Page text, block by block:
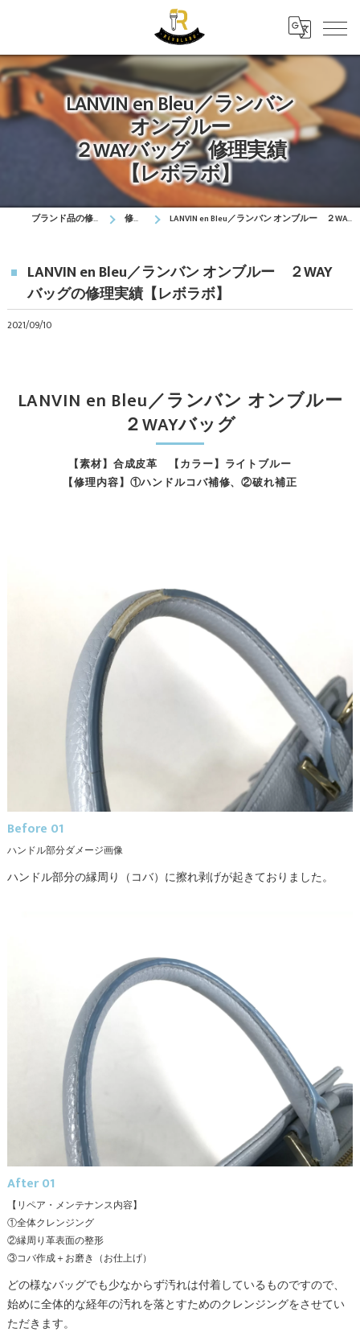
LANVIN en Bleu／ランバン
オンブルー
２WAYバッグ 修理実績
【レボラボ】
ブランド品の修理はレボラボ 修理実績 LANVIN en Bleu／ランバン オンブルー ２WAYバッグの修理実績【レボラボ】
LANVIN en Bleu／ランバン オンブルー ２WAY
バッグの修理実績【レボラボ】
2021/09/10
【素材】合成皮革 【カラー】ライトブルー
【修理内容】①ハンドルコバ補修、②破れ補正
LANVIN en Bleu／ランバン オンブルー
２WAYバッグ
Before 01
ハンドル部分ダメージ画像
ハンドル部分の縁周り（コバ）に擦れ剥げが起きておりました。
After 01
【リペア・メンテナンス内容】
①全体クレンジング
②縁周り革表面の整形
③コバ作成＋お磨き（お仕上げ）
どの様なバッグでも少なからず汚れは付着しているものですので、
始めに全体的な経年の汚れを落とすためのクレンジングをさせてい
ただきます。